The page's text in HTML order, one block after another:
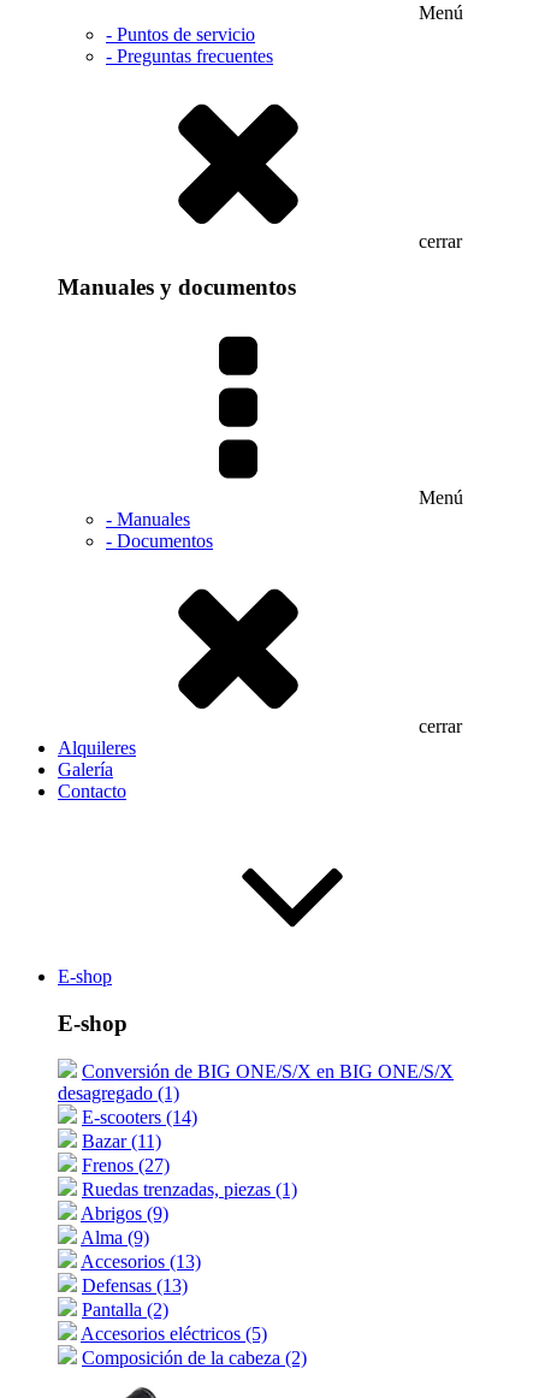
Menú
- Puntos de servicio
- Preguntas frecuentes
cerrar
Manuales y documentos
Menú
- Manuales
- Documentos
cerrar
Alquileres
Galería
Contacto
E-shop
E-shop
Conversión de BIG ONE/S/X en BIG ONE/S/X
desagregado (1)
E-scooters (14)
Bazar (11)
Frenos (27)
Ruedas trenzadas, piezas (1)
Abrigos (9)
Alma (9)
Accesorios (13)
Defensas (13)
Pantalla (2)
Accesorios eléctricos (5)
Composición de la cabeza (2)